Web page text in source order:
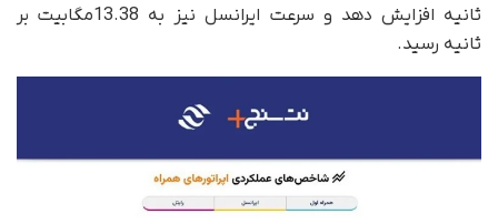
ثانیه افزایش دهد و سرعت ایرانسل نیز به 13.38مگابیت بر
ثانیه رسید.